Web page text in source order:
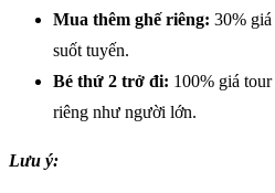
Mua thêm ghế riêng: 30%
suốt tuyến.
Bé thứ 2 trở đi: 100% giá
riêng như người lớn.
Lưu ý: